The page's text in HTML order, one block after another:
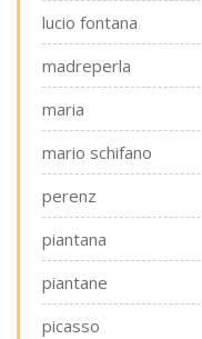
lucio fontana
madreperla
maria
mario schifano
perenz
piantana
piantane
picasso